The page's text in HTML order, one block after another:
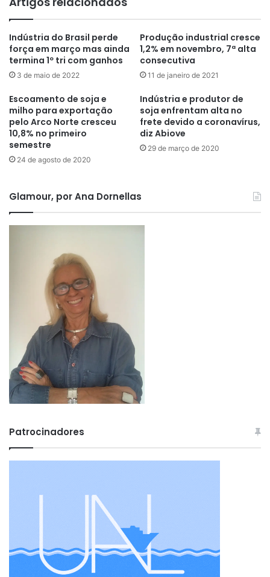
Indústria do Brasil perde
força em março mas ainda
termina 1º tri com ganhos
3 de maio de 2022
Produção industrial cresce
1,2% em novembro, 7ª alta
consecutiva
11 de janeiro de 2021
Escoamento de soja e
milho para exportação
pelo Arco Norte cresceu
10,8% no primeiro
semestre
24 de agosto de 2020
Indústria e produtor de
soja enfrentam alta no
frete devido a coronavírus,
diz Abiove
29 de março de 2020
Glamour, por Ana Dornellas
Patrocinadores